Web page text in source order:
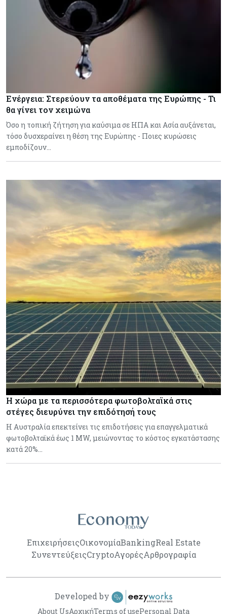
Ενέργεια: Στερεύουν τα αποθέματα της Ευρώπης - Τι
θα γίνει τον χειμώνα
Όσο η τοπική ζήτηση για καύσιμα σε ΗΠΑ και Ασία αυξάνεται,
τόσο δυσχεραίνει η θέση της Ευρώπης - Ποιες κυρώσεις
εμποδίζουν…
Η χώρα με τα περισσότερα φωτοβολταϊκά στις
στέγες διευρύνει την επιδότησή τους
Η Αυστραλία επεκτείνει τις επιδοτήσεις για επαγγελματικά
φωτοβολταϊκά έως 1 MW, μειώνοντας το κόστος εγκατάστασης
κατά 20%…
ΕπιχειρήσειςΟικονομίαBankingReal Estate
ΣυνεντεύξειςCryptoΑγορέςΑρθρογραφία
About UsΑρχικήTerms of usePersonal Data
Developed by